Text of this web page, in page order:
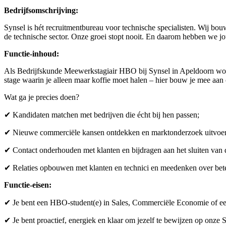
Bedrijfsomschrijving:
Synsel is hét recruitmentbureau voor technische specialisten. Wij
de technische sector. Onze groei stopt nooit. En daarom hebben we
Functie-inhoud:
Als Bedrijfskunde Meewerkstagiair HBO bij Synsel in Apeldoorn
stage waarin je alleen maar koffie moet halen – hier bouw je mee aan
Wat ga je precies doen?
✔ Kandidaten matchen met bedrijven die écht bij hen passen;
✔ Nieuwe commerciële kansen ontdekken en marktonderzoek
✔ Contact onderhouden met klanten en bijdragen aan het sluiten van
✔ Relaties opbouwen met klanten en technici en meedenken over
Functie-eisen:
✔ Je bent een HBO-student(e) in Sales, Commerciële Economie of
✔ Je bent proactief, energiek en klaar om jezelf te bewijzen op onze